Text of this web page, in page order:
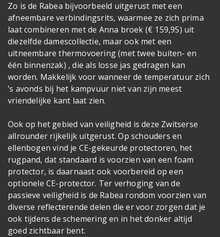
Zo is de Rabea bijvoorbeeld uitgerust met een
afneembare verbindingsrits, waarmee ze zich prima
laat combineren met de Anna broek (€ 159,95) uit
diezelfde damescollectie, maar ook met een
uitneembare thermovoering (met twee buiten- en
één binnenzak) , die als losse jas gedragen kan
worden. Makkelijk voor wanneer de temperatuur zich
’s avonds bij het kampvuur niet van zijn meest
vriendelijke kant laat zien.
Ook op het gebied van veiligheid is deze Zwitserse
allrounder rijkelijk uitgerust. Op schouders en
ellenbogen vind je CE-gekeurde protectoren, het
rugpand, dat standaard is voorzien van een foam
protector, is daarnaast ook voorbereid op een
optionele CE-protector. Ter verhoging van de
passieve veiligheid is de Rabea rondom voorzien van
diverse reflecterende delen die er voor zorgen dat je
ook tijdens de schemering en in het donker altijd
goed zichtbaar bent.